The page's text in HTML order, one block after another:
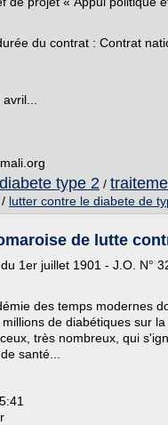
du contrat : Contrat
type 2 /
/ lutter contre le diabete de
de lutte
1er juillet 1901 - J.O. N°
des temps modernes
de diabétiques sur
très nombreux, qui
santé...